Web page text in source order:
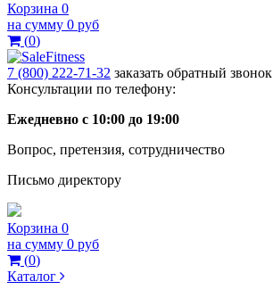
Корзина 0
на сумму 0 руб
(0)
7 (800) 222-71-32 заказать обратный звонок
Консультации по телефону:
Ежедневно с 10:00 до 19:00
Вопрос, претензия, сотрудничество
Письмо директору
Корзина 0
на сумму 0 руб
(0)
Каталог